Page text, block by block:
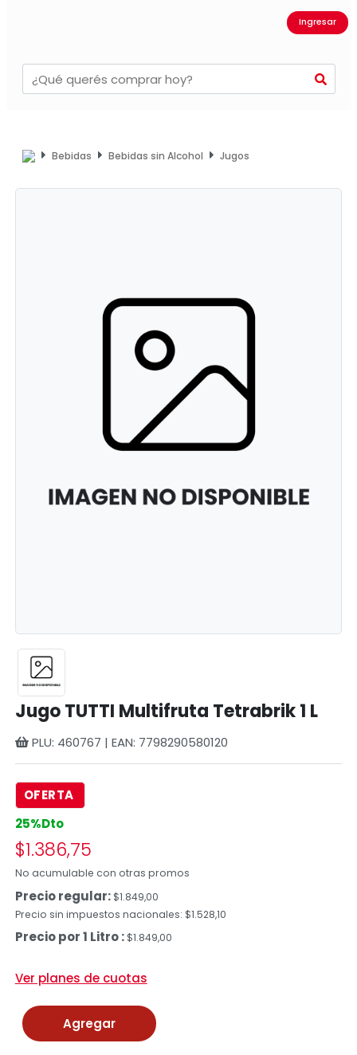
Ingresar
Bebidas Bebidas sin Alcohol Jugos
Jugo TUTTI Multifruta Tetrabrik 1 L
PLU: 460767 | EAN: 7798290580120
OFERTA
25%Dto
$1.386,75
No acumulable con otras promos
Precio regular:$1.849,00
Precio sin impuestos nacionales: $1.528,10
Precio por 1 Litro : $1.849,00
Ver planes de cuotas
Agregar